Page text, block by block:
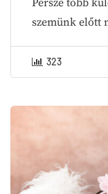
szemünk előtt
323